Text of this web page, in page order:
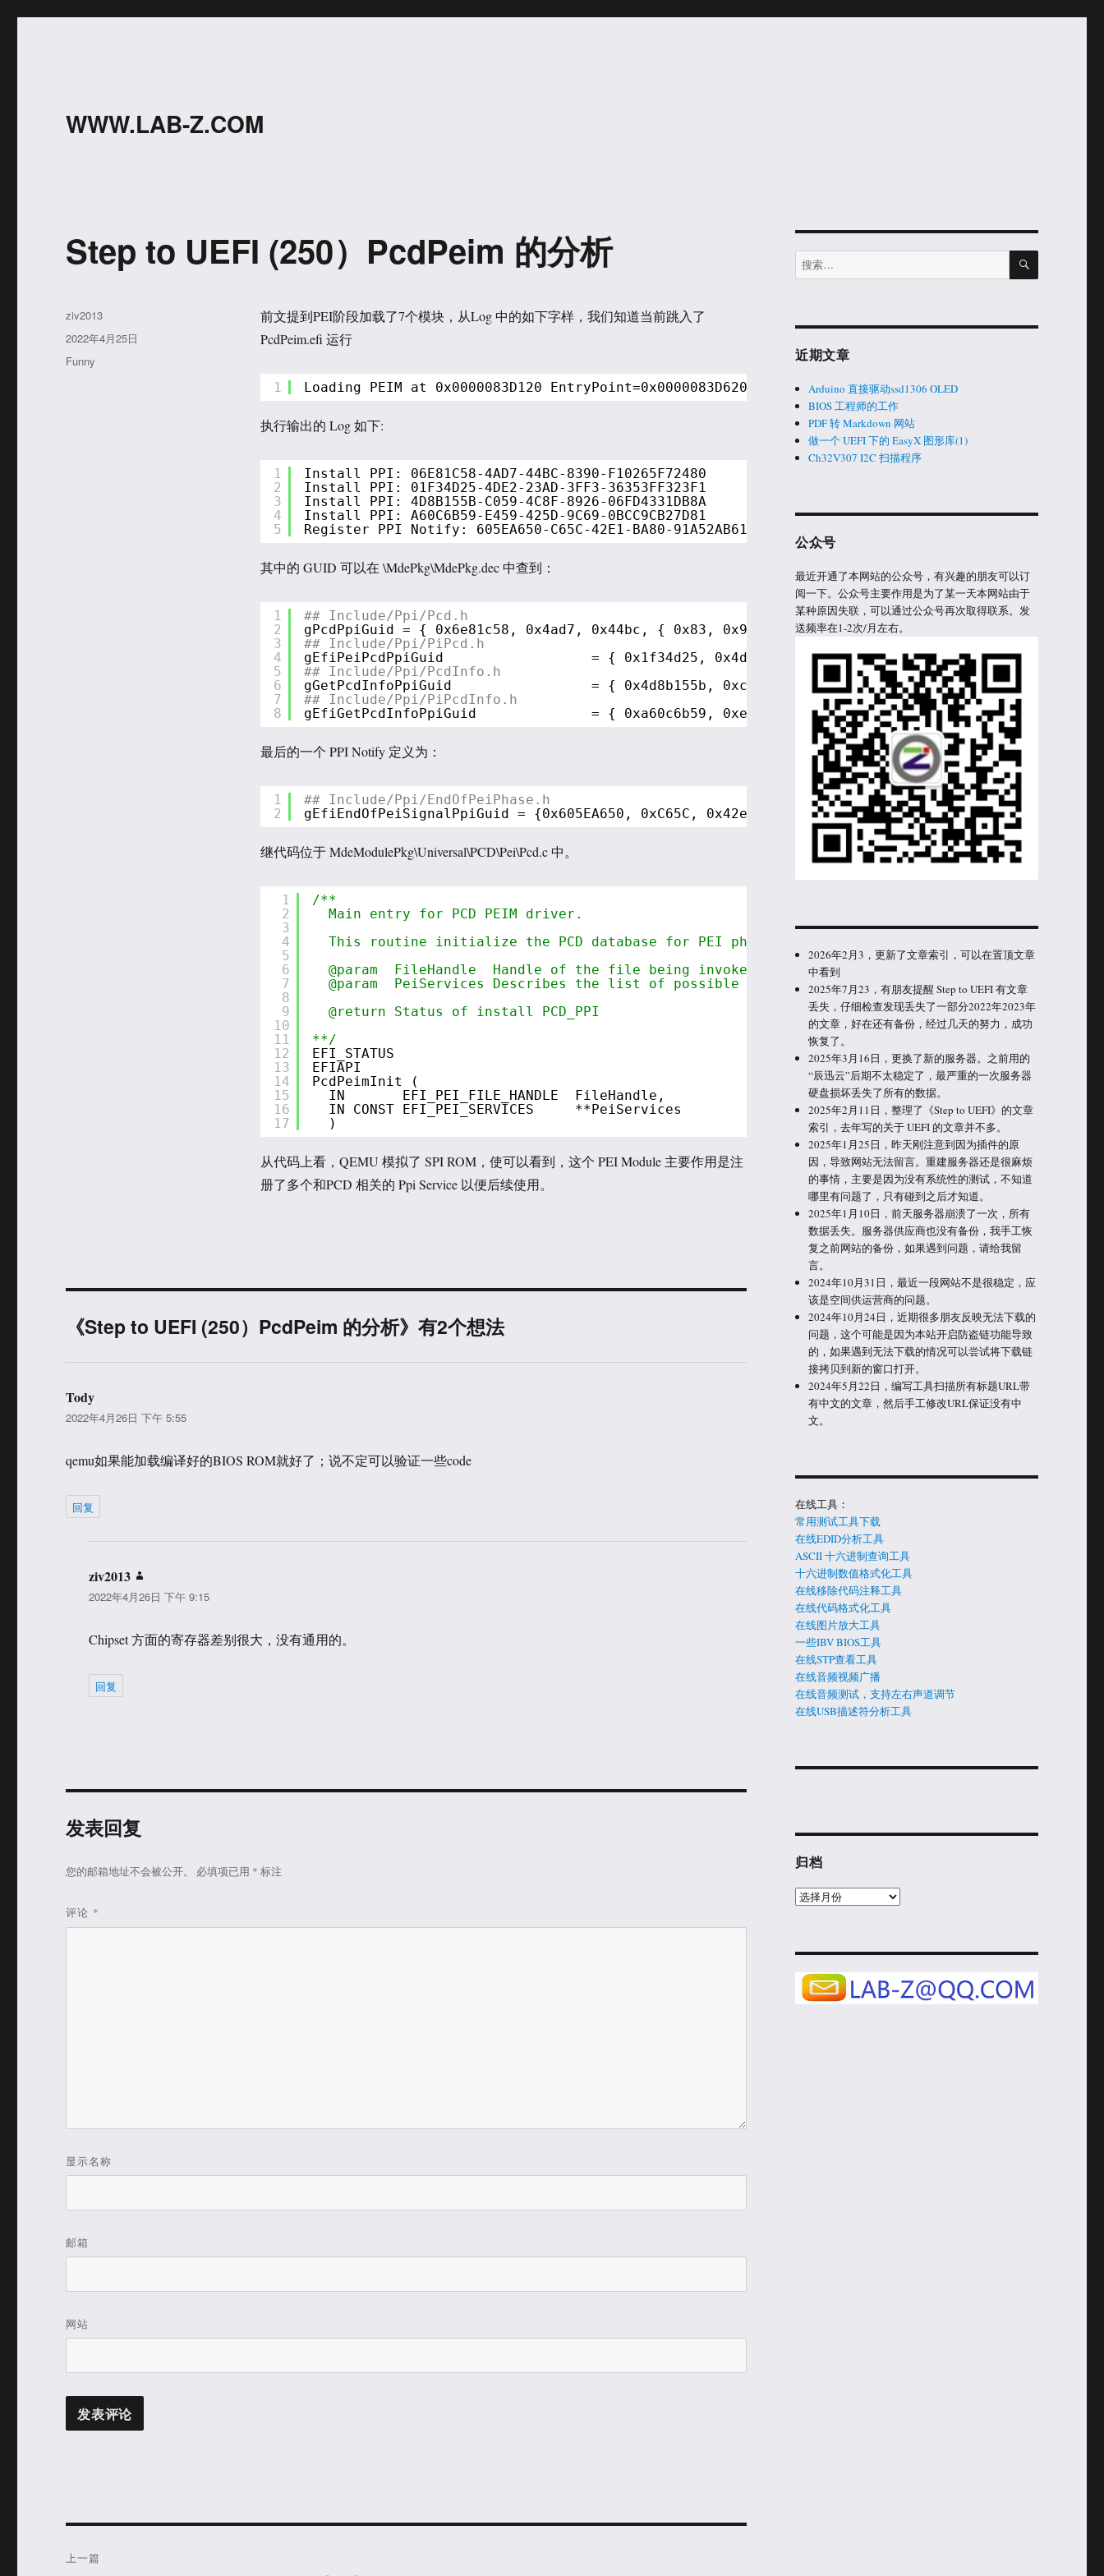
WWW.LAB-Z.COM
Step to UEFI (250）PcdPeim 的分析
前文提到PEI阶段加载了7个模块，从Log 中的如下字样，我们知道当前跳入了
PcdPeim.efi 运行
1 Loading PEIM at 0x0000083D120 EntryPoint=0x0000083D620 PcdPeim.efi
执行输出的 Log 如下:
1
2
3
4
5
Install PPI: 06E81C58-4AD7-44BC-8390-F10265F72480
Install PPI: 01F34D25-4DE2-23AD-3FF3-36353FF323F1
Install PPI: 4D8B155B-C059-4C8F-8926-06FD4331DB8A
Install PPI: A60C6B59-E459-425D-9C69-0BCC9CB27D81
Register PPI Notify: 605EA650-C65C-42E1-BA80-91A52AB618C6
其中的 GUID 可以在 \MdePkg\MdePkg.dec 中查到：
1
2
3
4
5
6
7
8
## Include/Ppi/Pcd.h
gPcdPpiGuid = { 0x6e81c58, 0x4ad7, 0x44bc, { 0x83, 0x90, 0xf1, 0x2, 0x65, 0xf7, 0x24, 0x80 } }
## Include/Ppi/PiPcd.h
gEfiPeiPcdPpiGuid                  = { 0x1f34d25, 0x4de2, 0x23ad, { 0x3f, 0xf3, 0x36, 0x35,
## Include/Ppi/PcdInfo.h
gGetPcdInfoPpiGuid                 = { 0x4d8b155b, 0xc059, 0x4c8f, { 0x89, 0x26,  0x6, 0xfd,
## Include/Ppi/PiPcdInfo.h
gEfiGetPcdInfoPpiGuid              = { 0xa60c6b59, 0xe459, 0x425d, { 0x9c, 0x69,  0xb, 0xcc,
最后的一个 PPI Notify 定义为：
1
2
## Include/Ppi/EndOfPeiPhase.h
gEfiEndOfPeiSignalPpiGuid = {0x605EA650, 0xC65C, 0x42e1, {0xBA, 0x80, 0x91, 0xA5, 0x2A, 0xB6,
继代码位于 MdeModulePkg\Universal\PCD\Pei\Pcd.c 中。
1
2
3
4
5
6
7
8
9
10
11
12
13
14
15
16
17
/**
Main entry for PCD PEIM driver.
This routine initialize the PCD database for PEI phase and install PCD_PPI/EFI_PEI_PCD_PPI.
@param  FileHandle  Handle of the file being invoked.
@param  PeiServices Describes the list of possible PEI Services.
@return Status of install PCD_PPI
**/
EFI_STATUS
EFIAPI
PcdPeimInit (
IN       EFI_PEI_FILE_HANDLE  FileHandle,
IN CONST EFI_PEI_SERVICES     **PeiServices
)
从代码上看，QEMU 模拟了 SPI ROM，使可以看到，这个 PEI Module 主要作用是注
册了多个和PCD 相关的 Ppi Service 以便后续使用。
作
者
ziv2013
发
布
2022年4月25日
分
Funny
《Step to UEFI (250）PcdPeim 的分析》有2个想法
Tody
道：
2022年4月26日 下午 5:55
qemu如果能加载编译好的BIOS ROM就好了；说不定可以验证一些code
回复
ziv2013
道：
2022年4月26日 下午 9:15
Chipset 方面的寄存器差别很大，没有通用的。
回复
发表回复
您的邮箱地址不会被公开。 必填项已用 * 标注
评论 *
显示名称
邮箱
网站
上一篇
搜
索：
搜
近期文章
Arduino 直接驱动ssd1306 OLED
BIOS 工程师的工作
PDF 转 Markdown 网站
做一个 UEFI 下的 EasyX 图形库(1)
Ch32V307 I2C 扫描程序
公众号
最近开通了本网站的公众号，有兴趣的朋友可以订
阅一下。公众号主要作用是为了某一天本网站由于
某种原因失联，可以通过公众号再次取得联系。发
送频率在1-2次/月左右。
2026年2月3，更新了文章索引，可以在置顶文章
中看到
2025年7月23，有朋友提醒 Step to UEFI 有文章
丢失，仔细检查发现丢失了一部分2022年2023年
的文章，好在还有备份，经过几天的努力，成功
恢复了。
2025年3月16日，更换了新的服务器。之前用的
“辰迅云”后期不太稳定了，最严重的一次服务器
硬盘损坏丢失了所有的数据。
2025年2月11日，整理了《Step to UEFI》的文章
索引，去年写的关于 UEFI 的文章并不多。
2025年1月25日，昨天刚注意到因为插件的原
因，导致网站无法留言。重建服务器还是很麻烦
的事情，主要是因为没有系统性的测试，不知道
哪里有问题了，只有碰到之后才知道。
2025年1月10日，前天服务器崩溃了一次，所有
数据丢失。服务器供应商也没有备份，我手工恢
复之前网站的备份，如果遇到问题，请给我留
言。
2024年10月31日，最近一段网站不是很稳定，应
该是空间供运营商的问题。
2024年10月24日，近期很多朋友反映无法下载的
问题，这个可能是因为本站开启防盗链功能导致
的，如果遇到无法下载的情况可以尝试将下载链
接拷贝到新的窗口打开。
2024年5月22日，编写工具扫描所有标题URL带
有中文的文章，然后手工修改URL保证没有中
文。
在线工具：
常用测试工具下载
在线EDID分析工具
ASCII 十六进制查询工具
十六进制数值格式化工具
在线移除代码注释工具
在线代码格式化工具
在线图片放大工具
一些IBV BIOS工具
在线STP查看工具
在线音频视频广播
在线音频测试，支持左右声道调节
在线USB描述符分析工具
归档
归